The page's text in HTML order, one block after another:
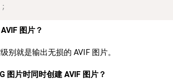
;
图片？
别就是输出无损的 AVIF 图片。
图片时同时创建 AVIF 图片？